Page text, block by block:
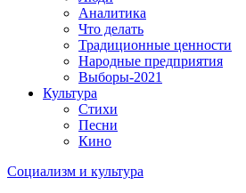
Аналитика
Что делать
Традиционные ценности
Народные предприятия
Выборы-2021
Культура
Стихи
Песни
Кино
Социализм и культура